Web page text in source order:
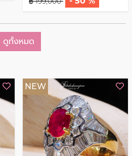
เพชรเม็ดเดียวที่สมบูรณ์แบบ
฿ 199,000 - 50 %
ดูทั้งหมด